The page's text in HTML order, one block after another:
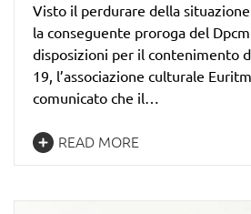
Visto il perdurare della
la conseguente proroga del
disposizioni per il contenimento
19, l’associazione culturale
comunicato che il…
READ MORE